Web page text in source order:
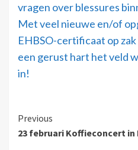
vragen over blessures
Met veel nieuwe en/of
EHBSO-certificaat op
een gerust hart het veld
in!
Previous
23 februari Koffieconcert in